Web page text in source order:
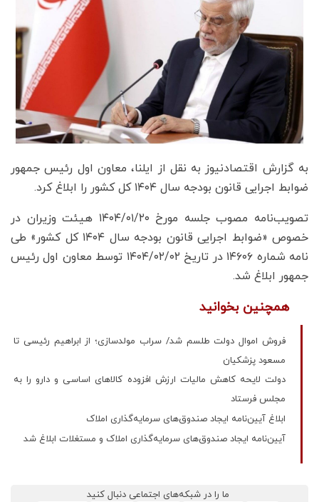
به گزارش اقتصادنیوز به نقل از ایلنا، معاون اول رئیس جمهور
ضوابط اجرایی قانون بودجه سال ۱۴۰۴ کل کشور را ابلاغ کرد.
تصویب‌نامه مصوب جلسه مورخ ۱۴۰۴/۰۱/۲۰ هیئت وزیران در
خصوص «ضوابط اجرایی قانون بودجه سال ۱۴۰۴ کل کشور» طی
نامه شماره ۱۴۶۰۶ در تاریخ ۱۴۰۴/۰۲/۰۲ توسط معاون اول رئیس
جمهور ابلاغ شد.
همچنین بخوانید
فروش اموال دولت طلسم شد/ سراب مولدسازی؛ از ابراهیم رئیسی تا
مسعود پزشکیان
دولت لایحه کاهش مالیات ارزش افزوده کالاهای اساسی و دارو را به
مجلس فرستاد
ابلاغ آیین‌نامه ایجاد صندوق‌های سرمایه‌گذاری املاک
آیین‌نامه ایجاد صندوق‌های سرمایه‌گذاری املاک و مستغلات ابلاغ شد
ما را در شبکه‌های اجتماعی دنبال کنید